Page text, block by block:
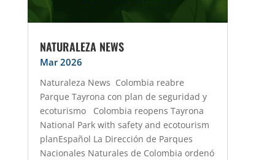
NATURALEZA NEWS
Mar 2026
Naturaleza News Colombia reabre
Parque Tayrona con plan de seguridad y
ecoturismo Colombia reopens Tayrona
National Park with safety and ecotourism
planEspañol La Dirección de Parques
Nacionales Naturales de Colombia ordenó